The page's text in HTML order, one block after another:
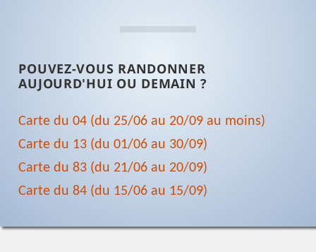
POUVEZ-VOUS RANDONNER
AUJOURD'HUI OU DEMAIN ?
Carte du 04 (du 25/06 au 20/09 au moins)
Carte du 13 (du 01/06 au 30/09)
Carte du 83 (du 21/06 au 20/09)
Carte du 84 (du 15/06 au 15/09)